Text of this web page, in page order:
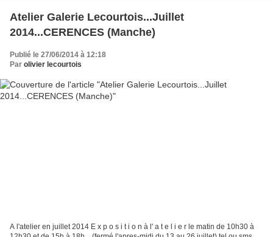
Atelier Galerie Lecourtois...Juillet
2014...CERENCES (Manche)
Publié le 27/06/2014 à 12:18
Par olivier lecourtois
A l'atelier en juillet 2014 E x p o s i t i o n à l' a t e l i e r le matin de 10h30 à